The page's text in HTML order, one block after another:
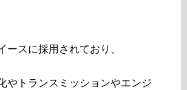
ースに採用されており、
やトランスミッションやエンジ